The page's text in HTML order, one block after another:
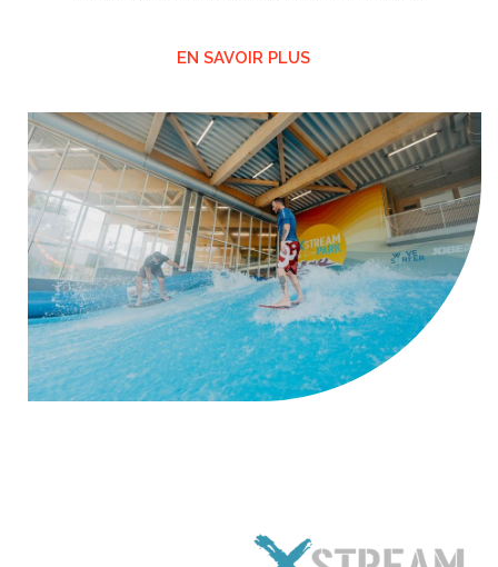
EN SAVOIR PLUS